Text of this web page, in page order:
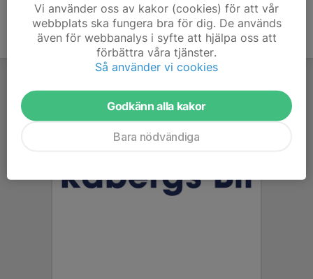
Vi använder oss av kakor (cookies) för att vår
webbplats ska fungera bra för dig. De används
även för webbanalys i syfte att hjälpa oss att
förbättra våra tjänster.
Så använder vi cookies
Godkänn alla kakor
Bara nödvändiga